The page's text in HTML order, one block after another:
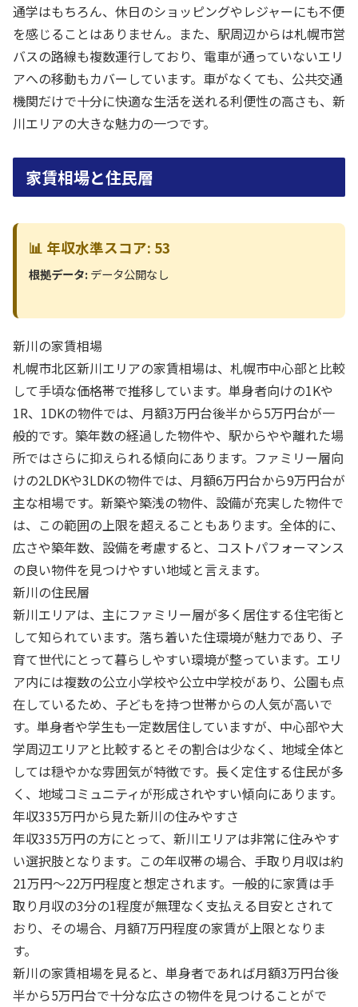
通学はもちろん、休日のショッピングやレジャーにも不便
を感じることはありません。また、駅周辺からは札幌市営
バスの路線も複数運行しており、電車が通っていないエリ
アへの移動もカバーしています。車がなくても、公共交通
機関だけで十分に快適な生活を送れる利便性の高さも、新
川エリアの大きな魅力の一つです。
家賃相場と住民層
📊 年収水準スコア: 53
根拠データ:データ公開なし
新川の家賃相場
札幌市北区新川エリアの家賃相場は、札幌市中心部と比較
して手頃な価格帯で推移しています。単身者向けの1Kや
1R、1DKの物件では、月額3万円台後半から5万円台が一
般的です。築年数の経過した物件や、駅からやや離れた場
所ではさらに抑えられる傾向にあります。ファミリー層向
けの2LDKや3LDKの物件では、月額6万円台から9万円台が
主な相場です。新築や築浅の物件、設備が充実した物件で
は、この範囲の上限を超えることもあります。全体的に、
広さや築年数、設備を考慮すると、コストパフォーマンス
の良い物件を見つけやすい地域と言えます。
新川の住民層
新川エリアは、主にファミリー層が多く居住する住宅街と
して知られています。落ち着いた住環境が魅力であり、子
育て世代にとって暮らしやすい環境が整っています。エリ
ア内には複数の公立小学校や公立中学校があり、公園も点
在しているため、子どもを持つ世帯からの人気が高いで
す。単身者や学生も一定数居住していますが、中心部や大
学周辺エリアと比較するとその割合は少なく、地域全体と
しては穏やかな雰囲気が特徴です。長く定住する住民が多
く、地域コミュニティが形成されやすい傾向にあります。
年収335万円から見た新川の住みやすさ
年収335万円の方にとって、新川エリアは非常に住みやす
い選択肢となります。この年収帯の場合、手取り月収は約
21万円〜22万円程度と想定されます。一般的に家賃は手
取り月収の3分の1程度が無理なく支払える目安とされて
おり、その場合、月額7万円程度の家賃が上限となりま
す。
新川の家賃相場を見ると、単身者であれば月額3万円台後
半から5万円台で十分な広さの物件を見つけることがで